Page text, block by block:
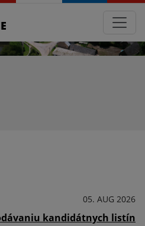
05. AUG 2026
kandidátnych listín